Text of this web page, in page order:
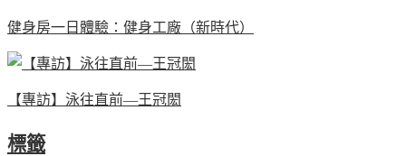
健身房一日體驗：健身工廠（新時代）
【專訪】泳往直前—王冠閎
標籤